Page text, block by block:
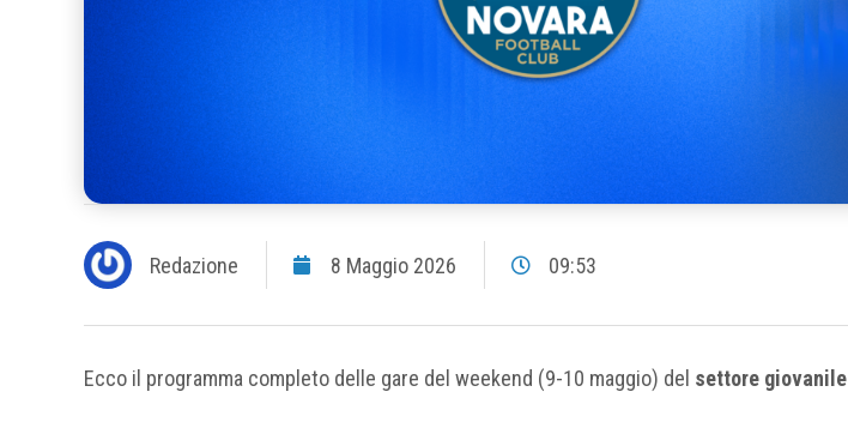
Redazione 8 Maggio 2026 09:53
Ecco il programma completo delle gare del weekend (9-10 maggio) del settore giovanile